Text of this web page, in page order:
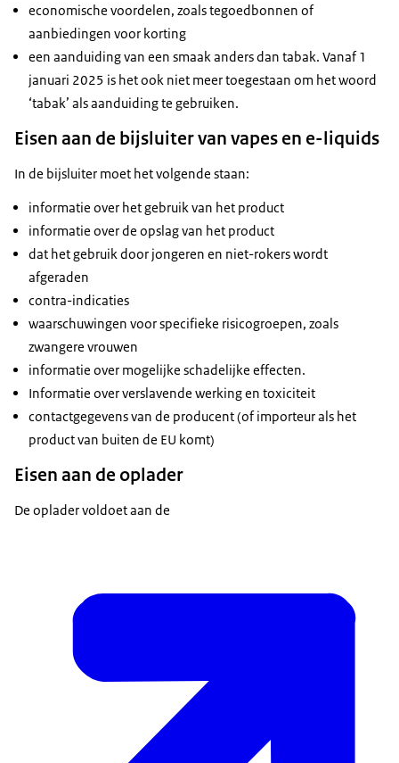
economische voordelen, zoals tegoedbonnen of
aanbiedingen voor korting
een aanduiding van een smaak anders dan tabak. Vanaf 1
januari 2025 is het ook niet meer toegestaan om het woord
‘tabak’ als aanduiding te gebruiken.
Eisen aan de bijsluiter van vapes en e-liquids
In de bijsluiter moet het volgende staan:
informatie over het gebruik van het product
informatie over de opslag van het product
dat het gebruik door jongeren en niet-rokers wordt
afgeraden
contra-indicaties
waarschuwingen voor specifieke risicogroepen, zoals
zwangere vrouwen
informatie over mogelijke schadelijke effecten.
Informatie over verslavende werking en toxiciteit
contactgegevens van de producent (of importeur als het
product van buiten de EU komt)
Eisen aan de oplader
De oplader voldoet aan de